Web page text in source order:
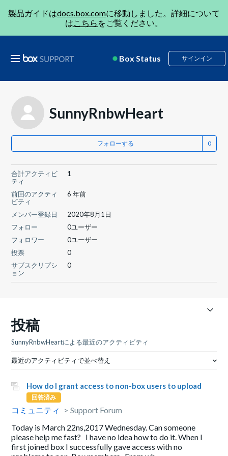
製品ガイドはdocs.box.comに移動しました。詳細について
はこちら をご覧ください。
Box Status サインイン
SunnyRnbwHeart
フォローする
合計アクティビ
ティ
1
前回のアクティ
ビティ
6 年前
メンバー登録日
2020年8月1日
フォロー
0ユーザー
フォロワー
0ユーザー
投票
0
サブスクリプシ
ョン
0
投稿
SunnyRnbwHeartによる最近のアクティビティ
最近のアクティビティで並べ替え
How do I grant access to non-box users to upload
回答済み
コミュニティ
Support Forum
Today is March 22ns,2017 Wednesday. Can someone
please help me fast? I have no idea how to do it. When I
first joined box I successfully gave access with no